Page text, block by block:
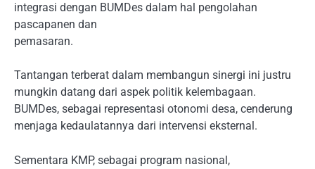
integrasi dengan BUMDes dalam hal pengolahan
pascapanen dan
pemasaran.
Tantangan terberat dalam membangun sinergi ini justru
mungkin datang dari aspek politik kelembagaan.
BUMDes, sebagai representasi otonomi desa, cenderung
menjaga kedaulatannya dari intervensi eksternal.
Sementara KMP, sebagai program nasional,